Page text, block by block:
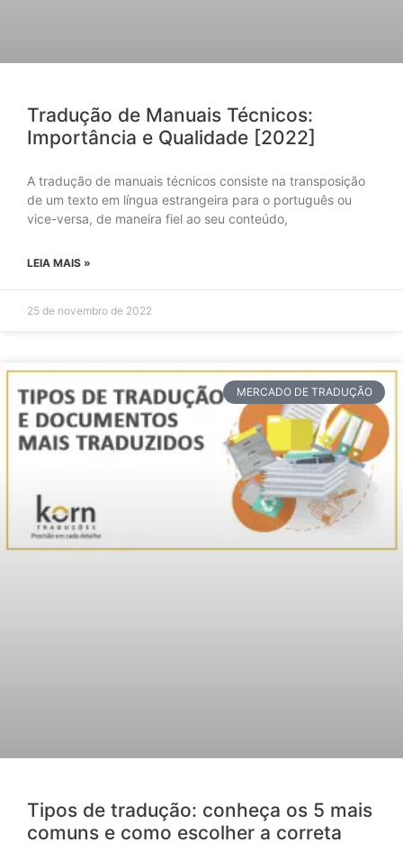
Tradução de Manuais Técnicos:
Importância e Qualidade [2022]
A tradução de manuais técnicos consiste na transposição
de um texto em língua estrangeira para o português ou
vice-versa, de maneira fiel ao seu conteúdo,
LEIA MAIS »
25 de novembro de 2022
MERCADO DE TRADUÇÃO
Tipos de tradução: conheça os 5 mais
comuns e como escolher a correta